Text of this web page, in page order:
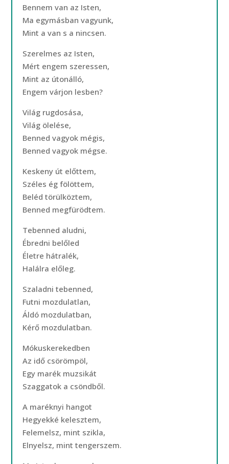
Bennem van az Isten,
Ma egymásban vagyunk,
Mint a van s a nincsen.
Szerelmes az Isten,
Mért engem szeressen,
Mint az útonálló,
Engem várjon lesben?
Világ rugdosása,
Világ ölelése,
Benned vagyok mégis,
Benned vagyok mégse.
Keskeny út előttem,
Széles ég fölöttem,
Beléd törülköztem,
Benned megfürödtem.
Tebenned aludni,
Ébredni belőled
Életre hátralék,
Halálra előleg.
Szaladni tebenned,
Futni mozdulatlan,
Áldó mozdulatban,
Kérő mozdulatban.
Mókuskerekedben
Az idő csörömpöl,
Egy marék muzsikát
Szaggatok a csöndből.
A maréknyi hangot
Hegyekké kelesztem,
Felemelsz, mint szikla,
Elnyelsz, mint tengerszem.